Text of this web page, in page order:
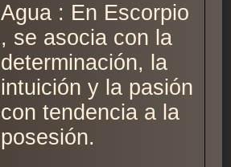
Agua : En Escorpio
, se asocia con la
determinación, la
intuición y la pasión
con tendencia a la
posesión.